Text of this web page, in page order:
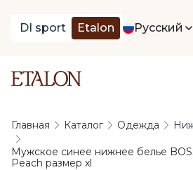
DI sport Etalon Русский
Главная Каталог Одежда
Мужское синее нижнее белье
Peach размер xl